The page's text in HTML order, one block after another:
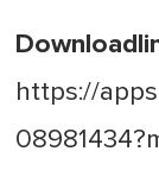
https://